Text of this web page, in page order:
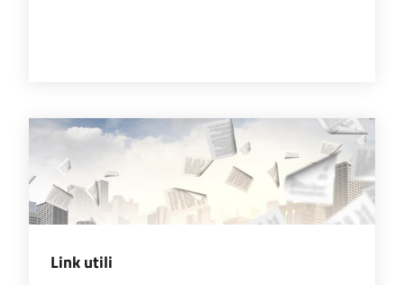
Link utili